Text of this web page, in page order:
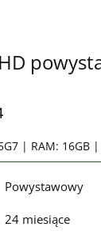
| RAM: 16GB |
Powystawowy
24 miesiące